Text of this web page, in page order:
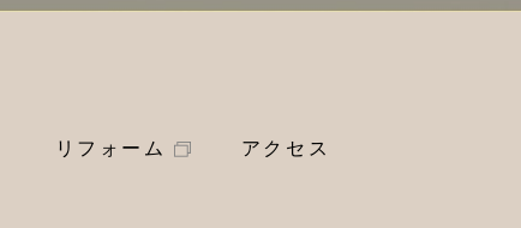
リフォーム アクセス